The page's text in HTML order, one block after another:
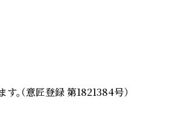
。（意匠登録 第1821384号）